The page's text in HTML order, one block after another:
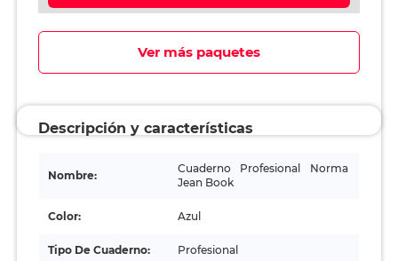
Ver más paquetes
Descripción y características
Nombre:
Cuaderno Profesional Norma
Jean Book
Color: Azul
Tipo De Cuaderno: Profesional